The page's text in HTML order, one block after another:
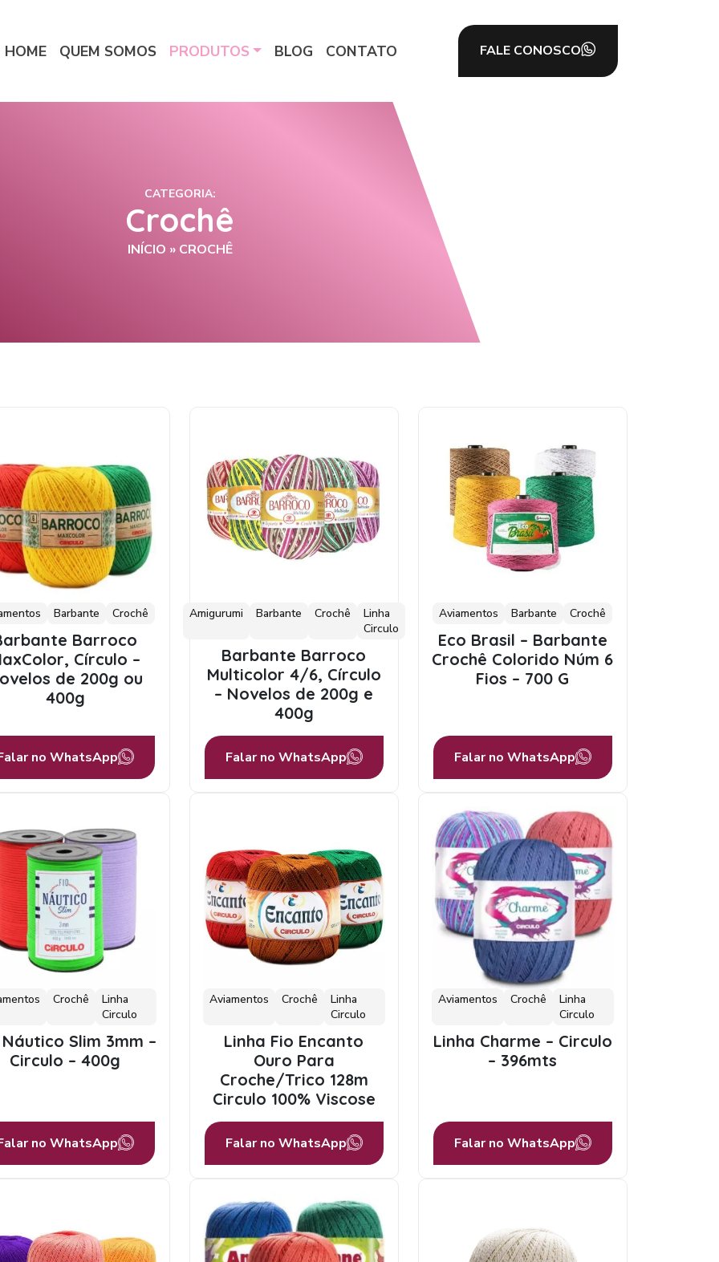
HOME QUEM SOMOS PRODUTOS BLOG CONTATO FALE CONOSCO
CATEGORIA:
Crochê
INÍCIO » CROCHÊ
Barbante Crochê
Barroco
Círculo –
de 200g ou
400g
no WhatsApp
Amigurumi Barbante Crochê
Linha
Circulo
Barbante Barroco
Multicolor 4/6, Círculo
– Novelos de 200g e
400g
Falar no WhatsApp
Aviamentos Barbante Crochê
Eco Brasil – Barbante
Crochê Colorido Núm 6
Fios – 700 G
Falar no WhatsApp
Crochê
Linha
Circulo
Slim 3mm –
Circulo – 400g
no WhatsApp
Aviamentos Crochê
Linha
Circulo
Linha Fio Encanto
Ouro Para
Croche/Trico 128m
Circulo 100% Viscose
Falar no WhatsApp
Aviamentos Crochê
Linha
Circulo
Linha Charme – Circulo
– 396mts
Falar no WhatsApp